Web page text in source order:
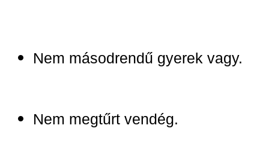
Nem másodrendű gyerek vagy.
Nem megtűrt vendég.